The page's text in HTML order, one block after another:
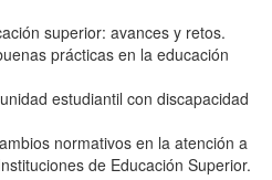
superior: avances y retos.
prácticas en la educación
estudiantil con discapacidad
normativos en la atención a
de Educación Superior.